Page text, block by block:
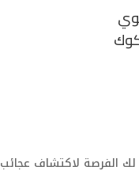
لك الفرصة لاكتشاف عجائب